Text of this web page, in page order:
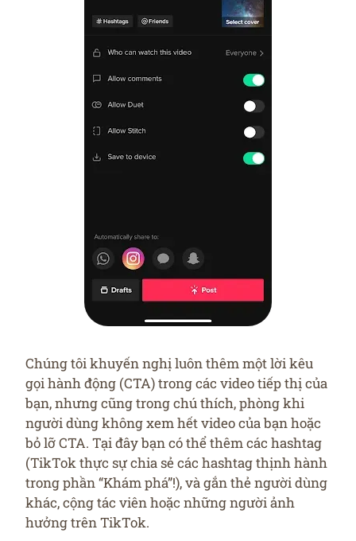
Chúng tôi khuyến nghị luôn thêm một lời kêu
gọi hành động (CTA) trong các video tiếp thị của
bạn, nhưng cũng trong chú thích, phòng khi
người dùng không xem hết video của bạn hoặc
bỏ lỡ CTA. Tại đây bạn có thể thêm các hashtag
(TikTok thực sự chia sẻ các hashtag thịnh hành
trong phần “Khám phá”!), và gắn thẻ người dùng
khác, cộng tác viên hoặc những người ảnh
hưởng trên TikTok.